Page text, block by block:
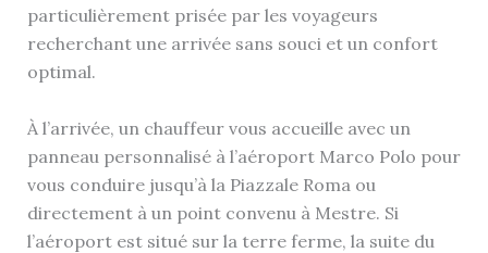
particulièrement prisée par les voyageurs
recherchant une arrivée sans souci et un confort
optimal.
À l’arrivée, un chauffeur vous accueille avec un
panneau personnalisé à l’aéroport Marco Polo pour
vous conduire jusqu’à la Piazzale Roma ou
directement à un point convenu à Mestre. Si
l’aéroport est situé sur la terre ferme, la suite du